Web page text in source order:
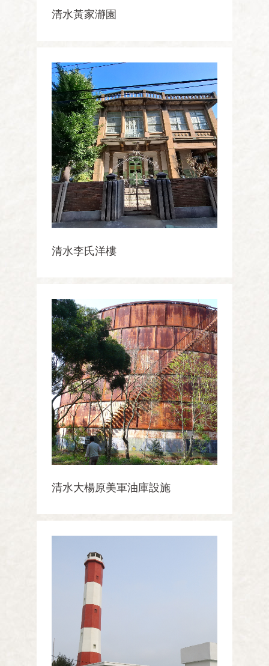
清水黃家瀞園
清水李氏洋樓
清水大楊原美軍油庫設施